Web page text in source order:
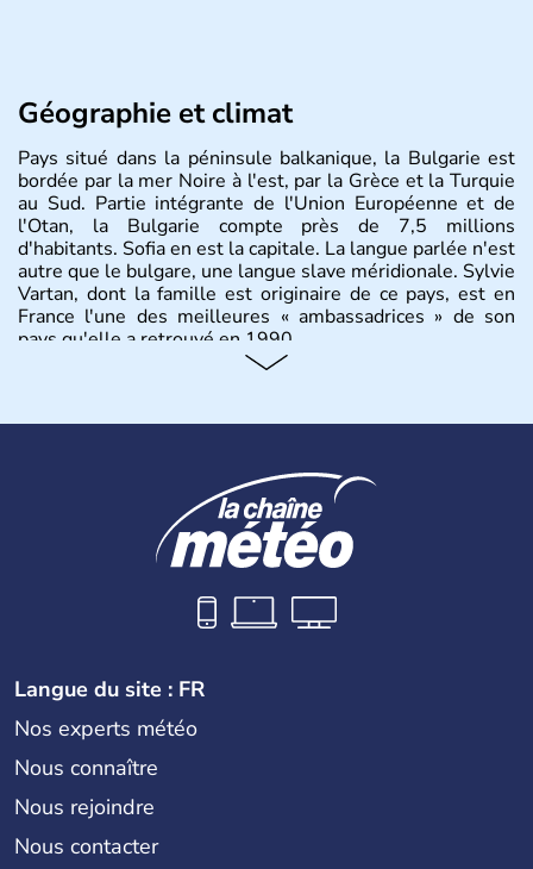
Géographie et climat
Pays situé dans la péninsule balkanique, la Bulgarie est
bordée par la mer Noire à l'est, par la Grèce et la Turquie
au Sud. Partie intégrante de l'Union Européenne et de
l'Otan, la Bulgarie compte près de 7,5 millions
d'habitants. Sofia en est la capitale. La langue parlée n'est
autre que le bulgare, une langue slave méridionale. Sylvie
Vartan, dont la famille est originaire de ce pays, est en
France l'une des meilleures « ambassadrices » de son
pays qu'elle a retrouvé en 1990.
Pays situé dans la péninsule balkanique, laBulgarieest
au Sud. Très puissant au Moyen-Âge, c’est aujourd’hui
une république parlementaire démocratique. La principale
caractéristique de la
Bulgarieest sa division en bandes de
montagnes et de plaines orientées est-ouest.
Langue du site : FR
Nos experts météo
Nous connaître
Nous rejoindre
Nous contacter